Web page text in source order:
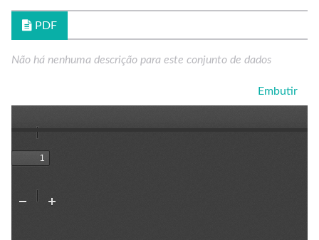
PDF
Não há nenhuma descrição para este conjunto de dados
Embutir